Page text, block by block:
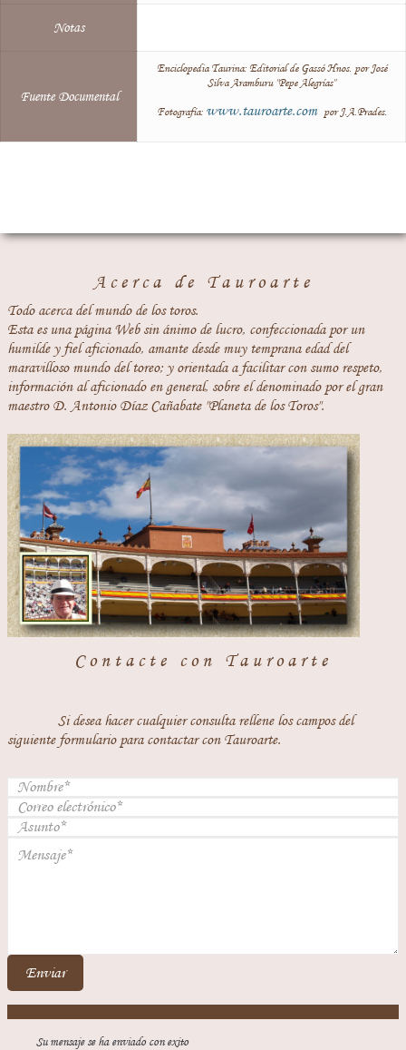
Notas
Fuente Documental
Enciclopedia Taurina: Editorial de Gassó Hnos. por José
Silva Aramburu "Pepe Alegrías"
Fotografía: www.tauroarte.com por J.A.Prades.
Acerca de Tauroarte
Todo acerca del mundo de los toros.
Esta es una página Web sin ánimo de lucro, confeccionada por un
humilde y fiel aficionado, amante desde muy temprana edad del
maravilloso mundo del toreo; y orientada a facilitar con sumo respeto,
información al aficionado en general, sobre el denominado por el gran
maestro D. Antonio Díaz Cañabate "Planeta de los Toros".
Contacte con Tauroarte
Si desea hacer cualquier consulta rellene los campos del
siguiente formulario para contactar con Tauroarte.
Enviar
Su mensaje se ha enviado con exito